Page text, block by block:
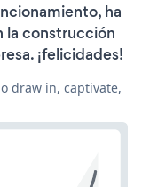
ha
la construcción
¡felicidades!
draw in, captivate,